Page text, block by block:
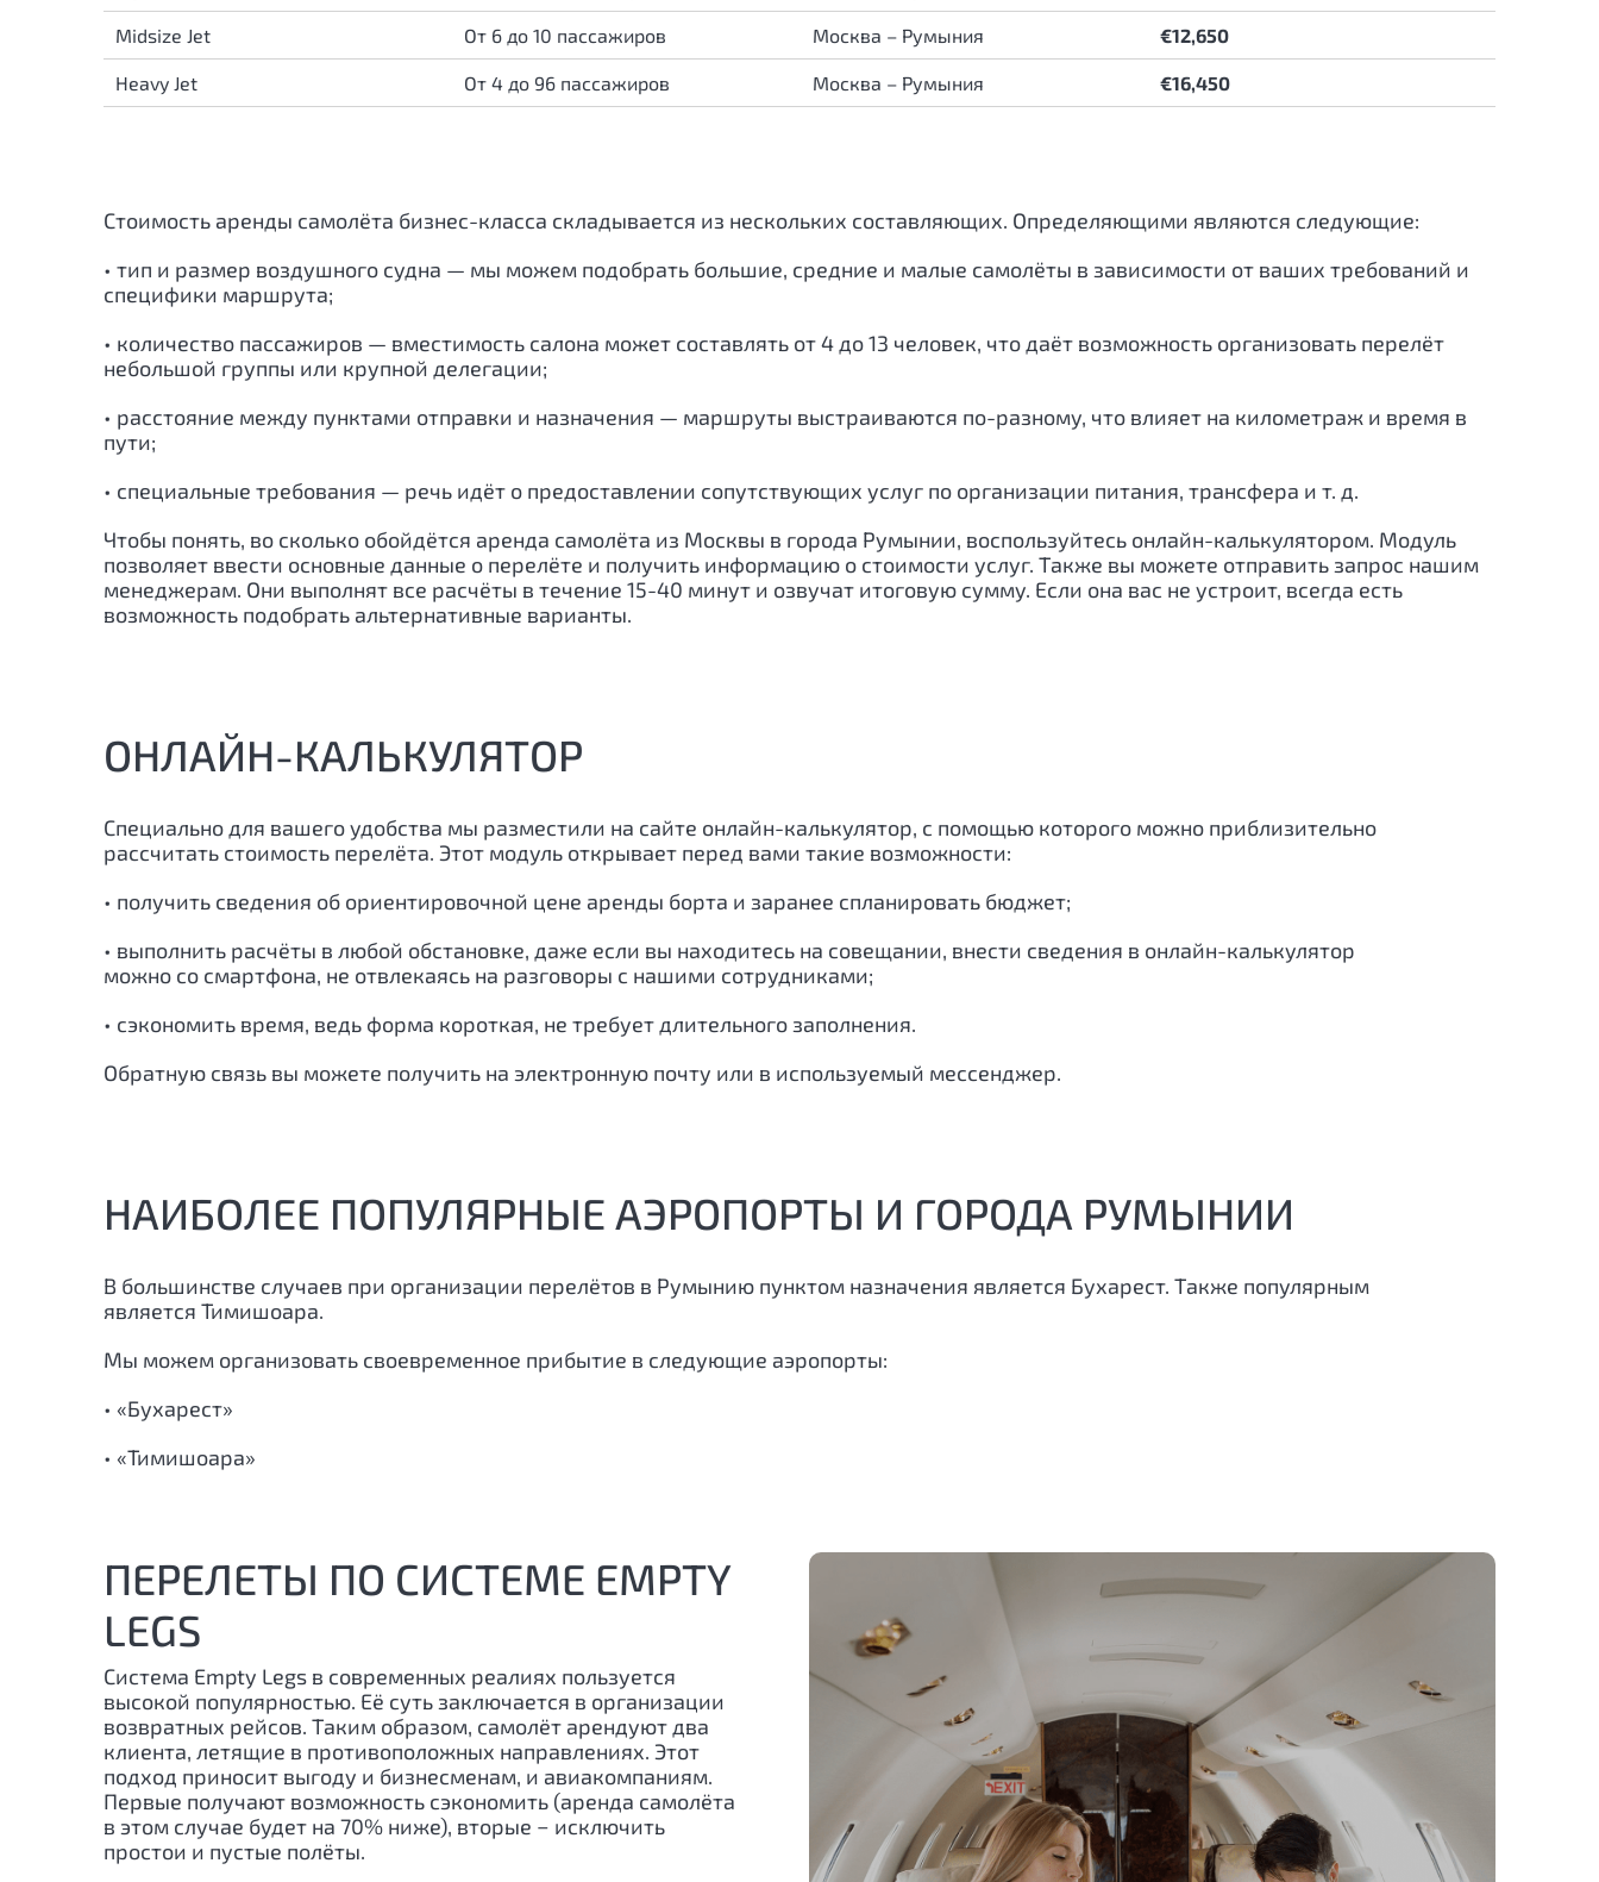
Midsize Jet От 6 до 10 пассажиров Москва – Румыния €12,650
Heavy Jet От 4 до 96 пассажиров Москва – Румыния €16,450
Стоимость аренды самолёта бизнес-класса складывается из нескольких составляющих. Определяющими являются следующие:
• тип и размер воздушного судна — мы можем подобрать большие, средние и малые самолёты в зависимости от ваших требований и
специфики маршрута;
• количество пассажиров — вместимость салона может составлять от 4 до 13 человек, что даёт возможность организовать перелёт
небольшой группы или крупной делегации;
• расстояние между пунктами отправки и назначения — маршруты выстраиваются по-разному, что влияет на километраж и время в
пути;
• специальные требования — речь идёт о предоставлении сопутствующих услуг по организации питания, трансфера и т. д.
Чтобы понять, во сколько обойдётся аренда самолёта из Москвы в города Румынии, воспользуйтесь онлайн-калькулятором. Модуль
позволяет ввести основные данные о перелёте и получить информацию о стоимости услуг. Также вы можете отправить запрос нашим
менеджерам. Они выполнят все расчёты в течение 15-40 минут и озвучат итоговую сумму. Если она вас не устроит, всегда есть
возможность подобрать альтернативные варианты.
ОНЛАЙН-КАЛЬКУЛЯТОР
Специально для вашего удобства мы разместили на сайте онлайн-калькулятор, с помощью которого можно приблизительно
рассчитать стоимость перелёта. Этот модуль открывает перед вами такие возможности:
• получить сведения об ориентировочной цене аренды борта и заранее спланировать бюджет;
• выполнить расчёты в любой обстановке, даже если вы находитесь на совещании, внести сведения в онлайн-калькулятор
можно со смартфона, не отвлекаясь на разговоры с нашими сотрудниками;
• сэкономить время, ведь форма короткая, не требует длительного заполнения.
Обратную связь вы можете получить на электронную почту или в используемый мессенджер.
НАИБОЛЕЕ ПОПУЛЯРНЫЕ АЭРОПОРТЫ И ГОРОДА РУМЫНИИ
В большинстве случаев при организации перелётов в Румынию пунктом назначения является Бухарест. Также популярным
является Тимишоара.
Мы можем организовать своевременное прибытие в следующие аэропорты:
• «Бухарест»
• «Тимишоара»
ПЕРЕЛЕТЫ ПО СИСТЕМЕ EMPTY
LEGS
Система Empty Legs в современных реалиях пользуется
высокой популярностью. Её суть заключается в организации
возвратных рейсов. Таким образом, самолёт арендуют два
клиента, летящие в противоположных направлениях. Этот
подход приносит выгоду и бизнесменам, и авиакомпаниям.
Первые получают возможность сэкономить (аренда самолёта
в этом случае будет на 70% ниже), вторые − исключить
простои и пустые полёты.